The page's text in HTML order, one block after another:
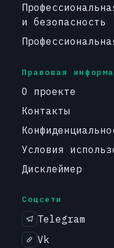
и безопасность
Правовая
О проекте
Контакты
Условия
Дисклеймер
Соцсети
Telegram
Vk